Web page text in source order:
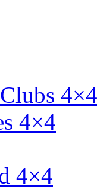
4×4
4×4
4×4